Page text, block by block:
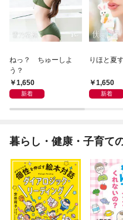
ねっ？ ちゅーしよ
う？
1,650
新着
りほと夏
1,650
新着
暮らし・健康・子育て